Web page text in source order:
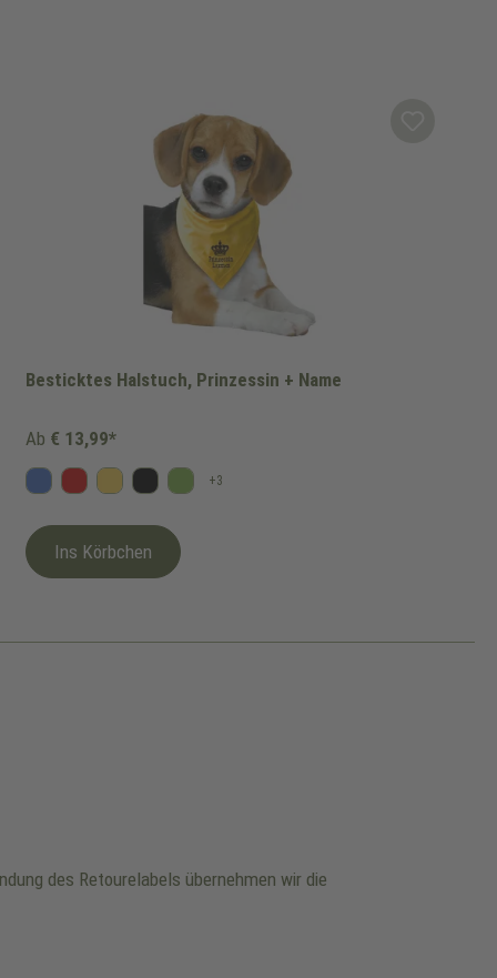
Besticktes Halstuch, Prinzessin + Name
BlauRot GelbSchwarz
Kiwi
+3
Ab € 13,99*
Ins Körbchen
des Retourelabels übernehmen wir die